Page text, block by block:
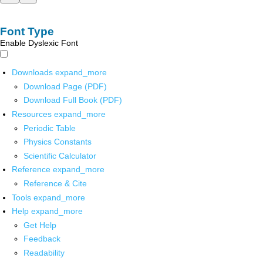
Font Type
Enable Dyslexic Font
Downloads expand_more
Download Page (PDF)
Download Full Book (PDF)
Resources expand_more
Periodic Table
Physics Constants
Scientific Calculator
Reference expand_more
Reference & Cite
Tools expand_more
Help expand_more
Get Help
Feedback
Readability